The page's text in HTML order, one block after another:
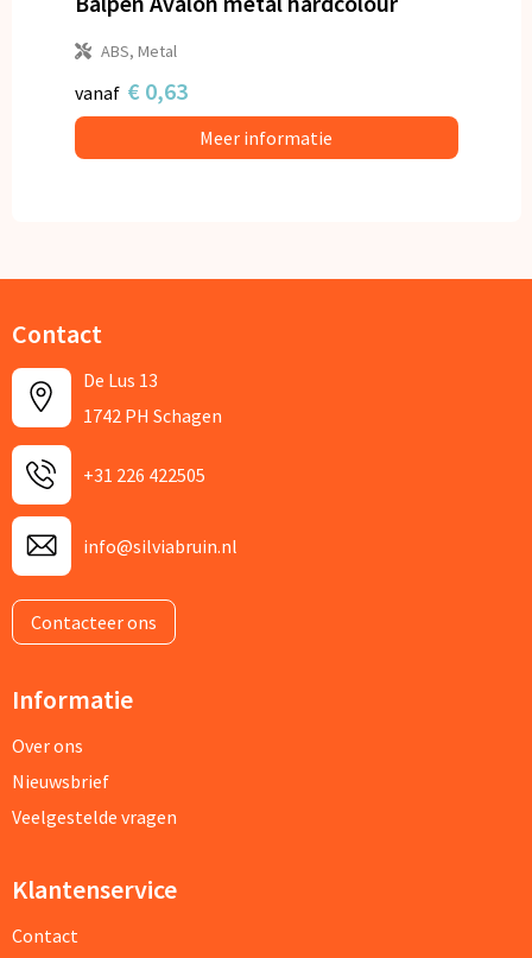
ABS, Metal
vanaf € 0,63
Meer informatie
Contact
De Lus 13
1742 PH Schagen
+31 226 422505
info@silviabruin.nl
Contacteer ons
Informatie
Over ons
Nieuwsbrief
Veelgestelde vragen
Klantenservice
Contact